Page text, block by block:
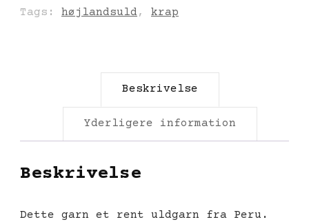
Tags: højlandsuld , krap
Beskrivelse
Yderligere information
Beskrivelse
Dette garn et rent uldgarn fra Peru.